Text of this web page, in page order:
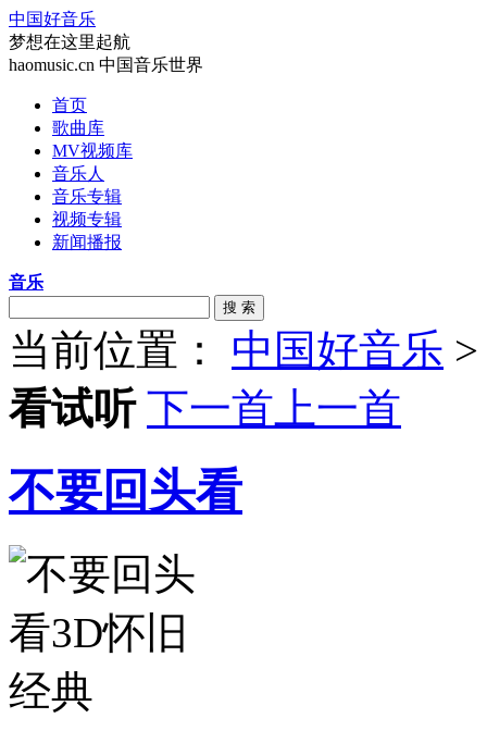
中国好音乐
梦想在这里起航
haomusic.cn 中国音乐世界
首页
歌曲库
MV视频库
音乐人
音乐专辑
视频专辑
新闻播报
音乐
搜 索
当前位置： 中国好音乐
看试听 下一首 上一首
不要回头看